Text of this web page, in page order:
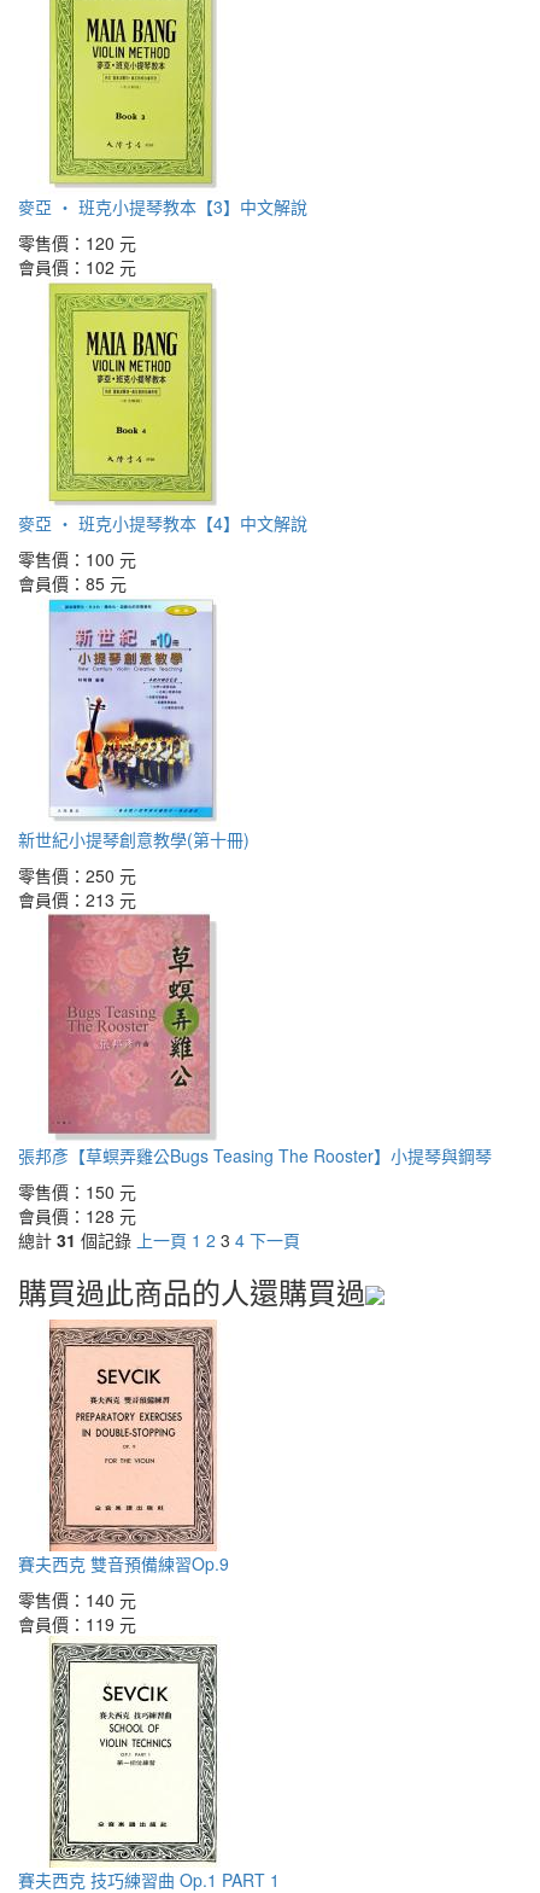
麥亞 ‧ 班克小提琴教本【3】中文解說
零售價： 120 元
會員價： 102 元
麥亞 ‧ 班克小提琴教本【4】中文解說
零售價： 100 元
會員價： 85 元
新世紀小提琴創意教學(第十冊)
零售價： 250 元
會員價： 213 元
張邦彥【草螟弄雞公Bugs Teasing The Rooster】小提琴與鋼琴
零售價： 150 元
會員價： 128 元
總計 31 個記錄 上一頁 1 2 3 4 下一頁
購買過此商品的人還購買過
賽夫西克 雙音預備練習Op.9
零售價： 140 元
會員價： 119 元
賽夫西克 技巧練習曲 Op.1 PART 1